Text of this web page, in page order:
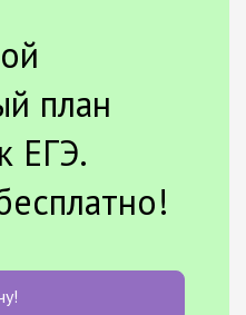
план
ЕГЭ.